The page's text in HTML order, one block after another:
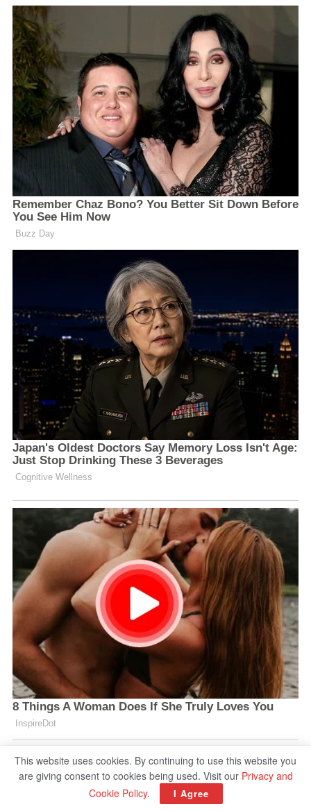
This website uses cookies. By continuing to use this website you
are giving consent to cookies being used. Visit our Privacy and
Cookie Policy. I Agree